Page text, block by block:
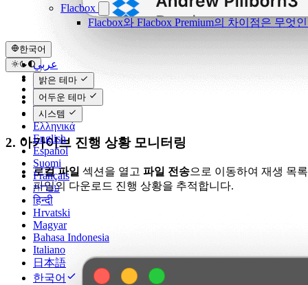
Flacbox
Flacbox와 Flacbox Premium의 차이점은 무엇
한국어
عربي
Català
Čeština
Dansk
Deutsch
Ελληνικά
English
Español
Suomi
Français
עברית
हिन्दी
Hrvatski
Magyar
Bahasa Indonesia
Italiano
日本語
한국어
밝은 테마
어두운 테마
시스템
2. 아카이브 진행 상황 모니터링
로컬 파일 섹션을 열고 파일 전송으로 이동하여 재생 목록
파일의 다운로드 진행 상황을 추적합니다.